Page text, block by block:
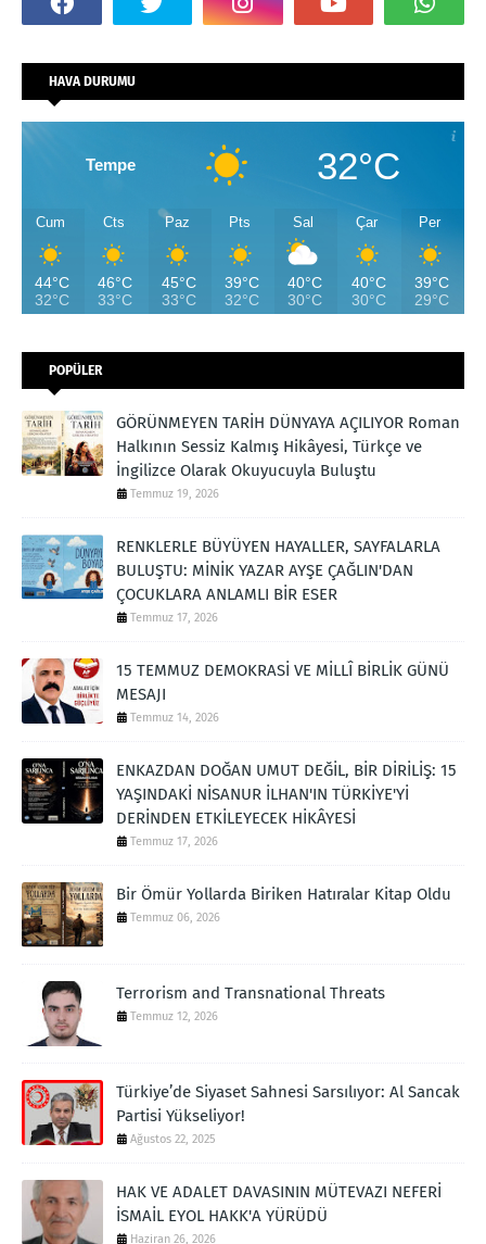
HAVA DURUMU
Tempe 32°C
Cum
44°C
32°C
Cts
46°C
33°C
Paz
45°C
33°C
Pts
39°C
32°C
Sal
40°C
30°C
Çar
40°C
30°C
Per
39°C
29°C
POPÜLER
GÖRÜNMEYEN TARİH DÜNYAYA AÇILIYOR Roman
Halkının Sessiz Kalmış Hikâyesi, Türkçe ve
İngilizce Olarak Okuyucuyla Buluştu
Temmuz 19, 2026
RENKLERLE BÜYÜYEN HAYALLER, SAYFALARLA
BULUŞTU: MİNİK YAZAR AYŞE ÇAĞLIN'DAN
ÇOCUKLARA ANLAMLI BİR ESER
Temmuz 17, 2026
15 TEMMUZ DEMOKRASİ VE MİLLÎ BİRLİK GÜNÜ
MESAJI
Temmuz 14, 2026
ENKAZDAN DOĞAN UMUT DEĞİL, BİR DİRİLİŞ: 15
YAŞINDAKİ NİSANUR İLHAN'IN TÜRKİYE'Yİ
DERİNDEN ETKİLEYECEK HİKÂYESİ
Temmuz 17, 2026
Bir Ömür Yollarda Biriken Hatıralar Kitap Oldu
Temmuz 06, 2026
Terrorism and Transnational Threats
Temmuz 12, 2026
Türkiye’de Siyaset Sahnesi Sarsılıyor: Al Sancak
Partisi Yükseliyor!
Ağustos 22, 2025
HAK VE ADALET DAVASININ MÜTEVAZI NEFERİ
İSMAİL EYOL HAKK'A YÜRÜDÜ
Haziran 26, 2026